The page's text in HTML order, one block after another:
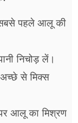
सबसे पहले आलू की
निचोड़ लें।
से मिक्स
आलू का मिश्रण